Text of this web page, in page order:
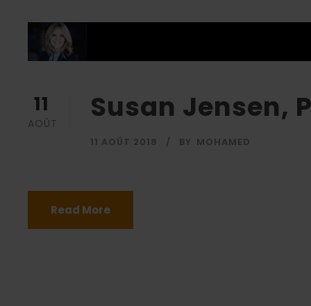
11
AOÛT Susan Jensen,
11 AOÛT 2018 BY MOHAMED
Read More